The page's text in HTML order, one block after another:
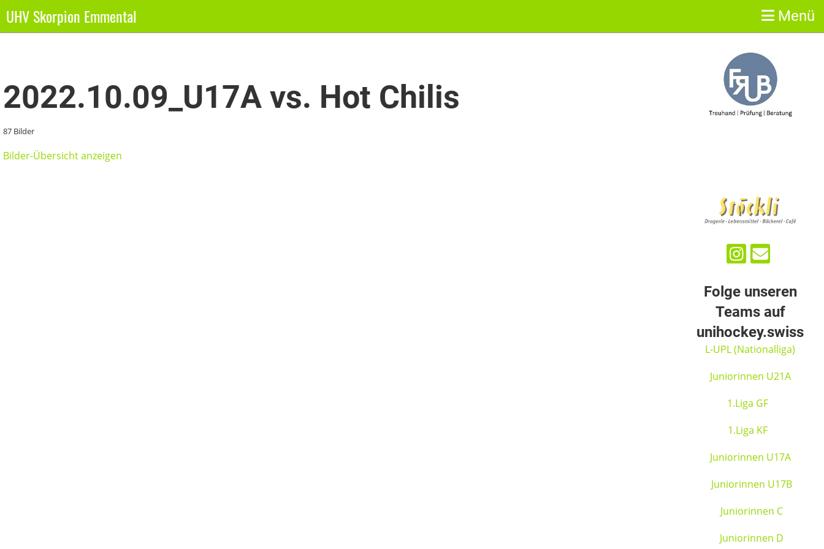
UHV Skorpion Emmental Menü
Zurück
2022.10.09_U17A vs. Hot Chilis
87 Bilder
Bilder-Übersicht anzeigen
Folge unseren
Teams auf
unihockey.swiss
L-UPL (Nationalliga)
Juniorinnen U21A
1.Liga GF
1.Liga KF
Juniorinnen U17A
Juniorinnen U17B
Juniorinnen C
Juniorinnen D